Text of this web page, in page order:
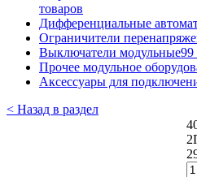
товаров
Дифференциальные
Ограничители
Выключатели модульные99
Прочее модульное
Аксессуары для
< Назад в раздел